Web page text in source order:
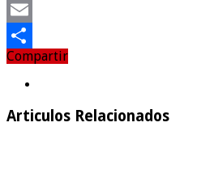
Twitter
Email
Compartir
Compartir
Articulos Relacionados